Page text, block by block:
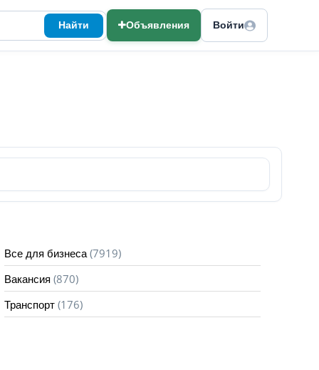
Найти Объявления Войти
Все для бизнеса (7919)
Вакансия (870)
Транспорт (176)